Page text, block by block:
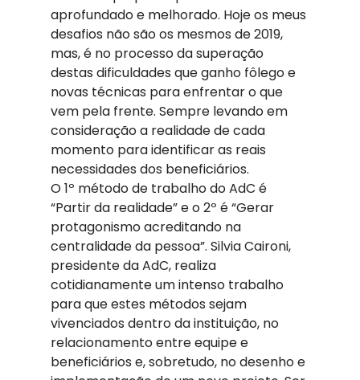
aprofundado e melhorado. Hoje os meus
desafios não são os mesmos de 2019,
mas, é no processo da superação
destas dificuldades que ganho fôlego e
novas técnicas para enfrentar o que
vem pela frente. Sempre levando em
consideração a realidade de cada
momento para identificar as reais
necessidades dos beneficiários.
O 1º método de trabalho do AdC é
“Partir da realidade” e o 2º é “Gerar
protagonismo acreditando na
centralidade da pessoa”. Silvia Caironi,
presidente da AdC, realiza
cotidianamente um intenso trabalho
para que estes métodos sejam
vivenciados dentro da instituição, no
relacionamento entre equipe e
beneficiários e, sobretudo, no desenho e